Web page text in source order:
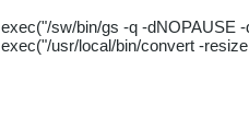
exec("/sw/bin/gs -q -dNOPAUSE
exec("/usr/local/bin/convert -